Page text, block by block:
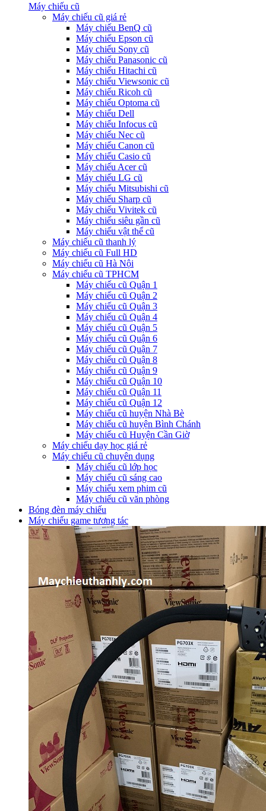
Máy chiếu cũ
Máy chiếu cũ giá rẻ
Máy chiếu BenQ cũ
Máy chiếu Epson cũ
Máy chiếu Sony cũ
Máy chiếu Panasonic cũ
Máy chiếu Hitachi cũ
Máy chiếu Viewsonic cũ
Máy chiếu Ricoh cũ
Máy chiếu Optoma cũ
Máy chiếu Dell
Máy chiếu Infocus cũ
Máy chiếu Nec cũ
Máy chiếu Canon cũ
Máy chiếu Casio cũ
Máy chiếu Acer cũ
Máy chiếu LG cũ
Máy chiếu Mitsubishi cũ
Máy chiếu Sharp cũ
Máy chiếu Vivitek cũ
Máy chiếu siêu gần cũ
Máy chiếu vật thể cũ
Máy chiếu cũ thanh lý
Máy chiếu cũ Full HD
Máy chiếu cũ Hà Nội
Máy chiếu cũ TPHCM
Máy chiếu cũ Quận 1
Máy chiếu cũ Quận 2
Máy chiếu cũ Quận 3
Máy chiếu cũ Quận 4
Máy chiếu cũ Quận 5
Máy chiếu cũ Quận 6
Máy chiếu cũ Quận 7
Máy chiếu cũ Quận 8
Máy chiếu cũ Quận 9
Máy chiếu cũ Quận 10
Máy chiếu cũ Quận 11
Máy chiếu cũ Quận 12
Máy chiếu cũ huyện Nhà Bè
Máy chiếu cũ huyện Bình Chánh
Máy chiếu cũ Huyện Cần Giờ
Máy chiếu dạy học giá rẻ
Máy chiếu cũ chuyên dụng
Máy chiếu cũ lớp học
Máy chiếu cũ sáng cao
Máy chiếu xem phim cũ
Máy chiếu cũ văn phòng
Bóng đèn máy chiếu
Máy chiếu game tương tác